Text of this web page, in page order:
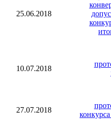
25.06.2018
10.07.2018
27.07.2018